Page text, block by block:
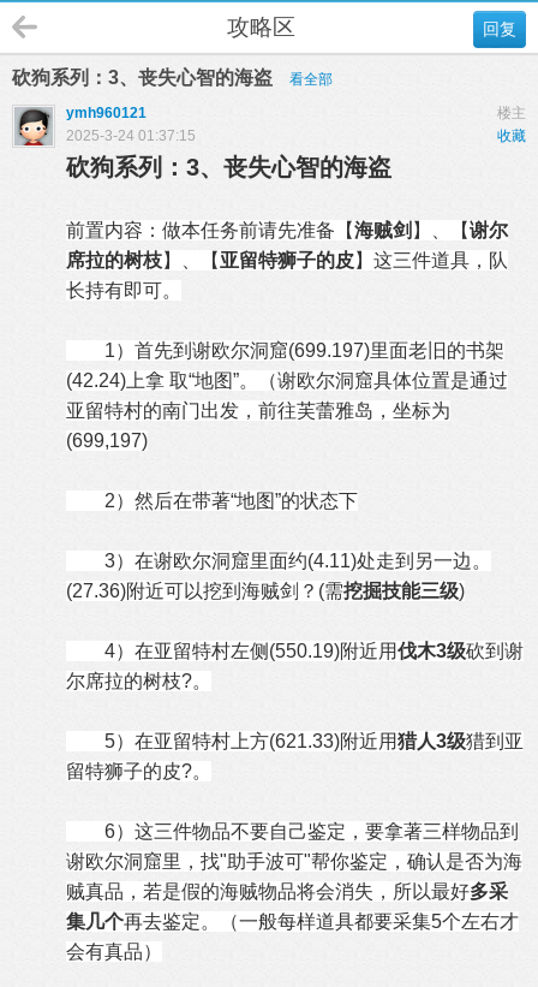
回复
攻略区
砍狗系列：3、丧失心智的海盗
看全部
楼主
ymh960121
收藏
2025-3-24 01:37:15
砍狗系列：3、丧失心智的海盗
前置内容：做本任务前请先准备【海贼剑 】、【谢尔
席拉的树枝】、【 亚留特狮子的皮】这三件道具，队
长持有即可。
1）首先到谢欧尔洞窟(699.197)里面老旧的书架
(42.24)上拿 取“地图”。（谢欧尔洞窟具体位置是通过
亚留特村的南门出发，前往芙蕾雅岛，坐标为
(699,197)
2）然后在带著“地图”的状态下
3）在谢欧尔洞窟里面约(4.11)处走到另一边。
(27.36)附近可以挖到海贼剑？(需挖掘技能三级)
4）在亚留特村左侧(550.19)附近用伐木3级砍到谢
尔席拉的树枝?。
5）在亚留特村上方(621.33)附近用猎人3级猎到亚
留特狮子的皮?。
6）这三件物品不要自己鉴定，要拿著三样物品到
谢欧尔洞窟里，找"助手波可"帮你鉴定，确认是否为海
贼真品，若是假的海贼物品将会消失，所以最好多采
集几个再去鉴定。（一般每样道具都要采集5个左右才
会有真品）